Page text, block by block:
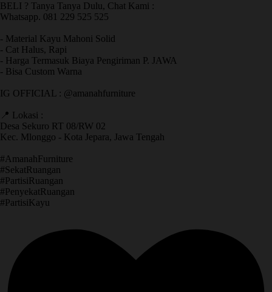
BELI ? Tanya Tanya Dulu, Chat Kami :
Whatsapp. 081 229 525 525
- Material Kayu Mahoni Solid
- Cat Halus, Rapi
- Harga Termasuk Biaya Pengiriman P. JAWA
- Bisa Custom Warna
IG OFFICIAL : @amanahfurniture
📍 Lokasi :
Desa Sekuro RT 08/RW 02
Kec. Mlonggo - Kota Jepara, Jawa Tengah
​#AmanahFurniture
​#SekatRuangan
​#PartisiRuangan
​#PenyekatRuangan
​#PartisiKayu